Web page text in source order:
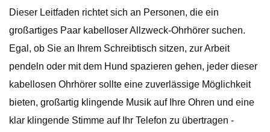
Dieser Leitfaden richtet sich an Personen, die ein
großartiges Paar kabelloser Allzweck-Ohrhörer suchen.
Egal, ob Sie an Ihrem Schreibtisch sitzen, zur Arbeit
pendeln oder mit dem Hund spazieren gehen, jeder dieser
kabellosen Ohrhörer sollte eine zuverlässige Möglichkeit
bieten, großartig klingende Musik auf Ihre Ohren und eine
klar klingende Stimme auf Ihr Telefon zu übertragen -